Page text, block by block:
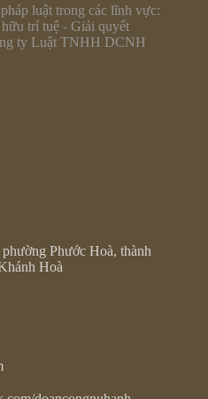
luật trong các lĩnh vực:
trí tuệ - Giải quyết
ty Luật TNHH DCNH
Phước Hoà, thành
Hoà